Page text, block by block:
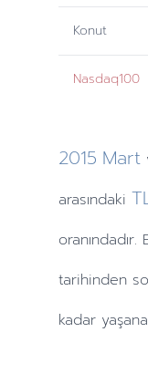
Konut
Nasdaq100
2015 Mart
arasındaki
oranındadır.
tarihinden
kadar